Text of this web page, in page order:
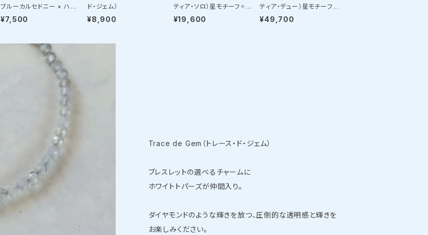
ブルーカルセドニー × ハー
キマーダイヤモンド・ピアス
¥7,500
ド・ジェム）
¥8,900
ティア・ソロ）星モチーフ✧ス
ライドアジャスターネックレ
¥19,600
ティア・デュー）星モチーフ✧
ロングパールネックレス
¥49,700
Trace de Gem（トレース・ド・ジェム）
ブレスレットの選べるチャームに
ホワイトトパーズが仲間入り。
ダイヤモンドのような輝きを放つ、圧倒的な透明感と輝きを
お楽しみください。